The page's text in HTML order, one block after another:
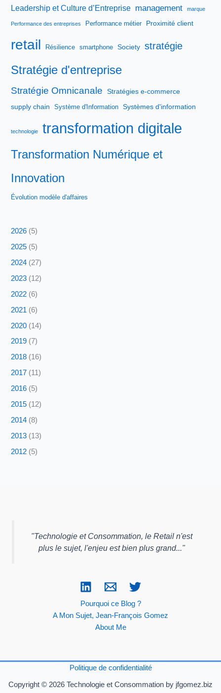
Leadership et Culture d’Entreprise management marque
Performance des entreprises Performance métier Proximité client
retail Résilience smartphone Society stratégie
Stratégie d'entreprise
Stratégie Omnicanale
Stratégies e-commerce
supply chain
Système d'Information Systèmes d'information
technologie transformation digitale
Transformation Numérique et
Innovation
Évolution modèle d'affaires
2026 (5)
2025 (5)
2024 (27)
2023 (12)
2022 (6)
2021 (6)
2020 (14)
2019 (7)
2018 (16)
2017 (11)
2016 (5)
2015 (12)
2014 (8)
2013 (13)
2012 (5)
"Technologie et Consommation, le Retail n'est
plus le sujet, l'enjeu est bien plus grand... "
Pourquoi ce Blog ?
A Mon Sujet, Jean-François Gomez
About Me
Politique de confidentialité
Copyright © 2026 Technologie et Consommation by jfgomez.biz